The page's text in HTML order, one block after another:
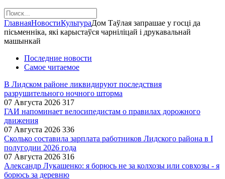
ГлавнаяНовостиКультураДом Таўлая запрашае у госці да
пісьменніка, які карыстаўся чарніліцай і друкавальнай
машынкай
Последние новости
Самое читаемое
В Лидском районе ликвидируют последствия
разрушительного ночного шторма
07 Августа 2026 317
ГАИ напоминает велосипедистам о правилах дорожного
движения
07 Августа 2026 336
Сколько составила зарплата работников Лидского района в I
полугодии 2026 года
07 Августа 2026 316
Александр Лукашенко: я борюсь не за колхозы или совхозы - я
борюсь за деревню